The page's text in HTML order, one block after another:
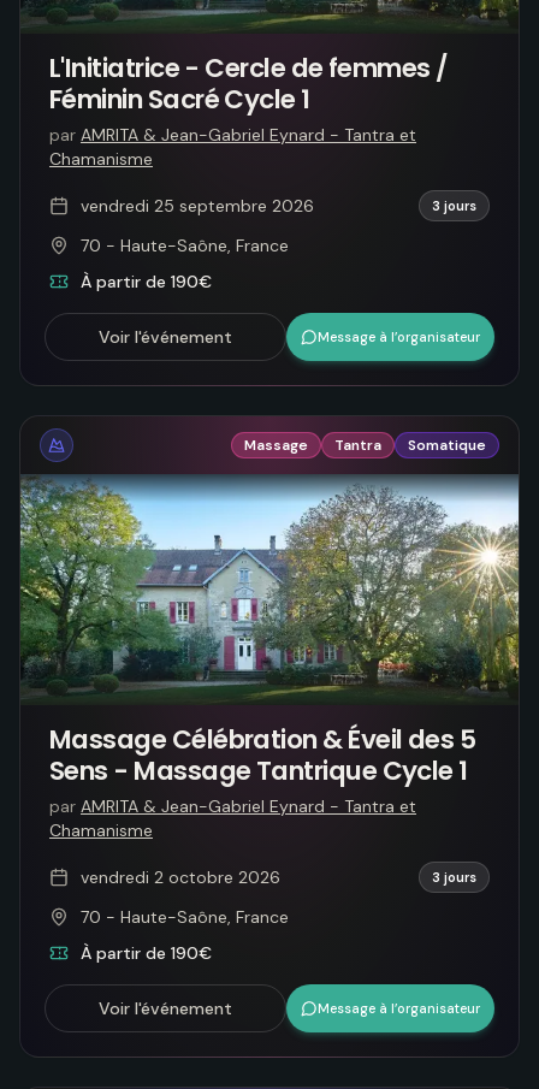
L'Initiatrice - Cercle de femmes /
Féminin Sacré Cycle 1
par AMRITA & Jean-Gabriel Eynard - Tantra et
Chamanisme
vendredi 25 septembre 2026 3 jours
70 - Haute-Saône, France
À partir de 190€
Voir l'événement Message à l’organisateur
Massage Tantra Somatique
Massage Célébration & Éveil des 5
Sens - Massage Tantrique Cycle 1
par AMRITA & Jean-Gabriel Eynard - Tantra et
Chamanisme
vendredi 2 octobre 2026 3 jours
70 - Haute-Saône, France
À partir de 190€
Voir l'événement Message à l’organisateur